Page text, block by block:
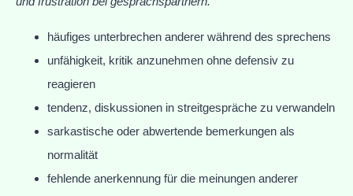
häufiges unterbrechen anderer während des sprechens
unfähigkeit, kritik anzunehmen ohne defensiv zu
reagieren
tendenz, diskussionen in streitgespräche zu verwandeln
sarkastische oder abwertende bemerkungen als
normalität
fehlende anerkennung für die meinungen anderer